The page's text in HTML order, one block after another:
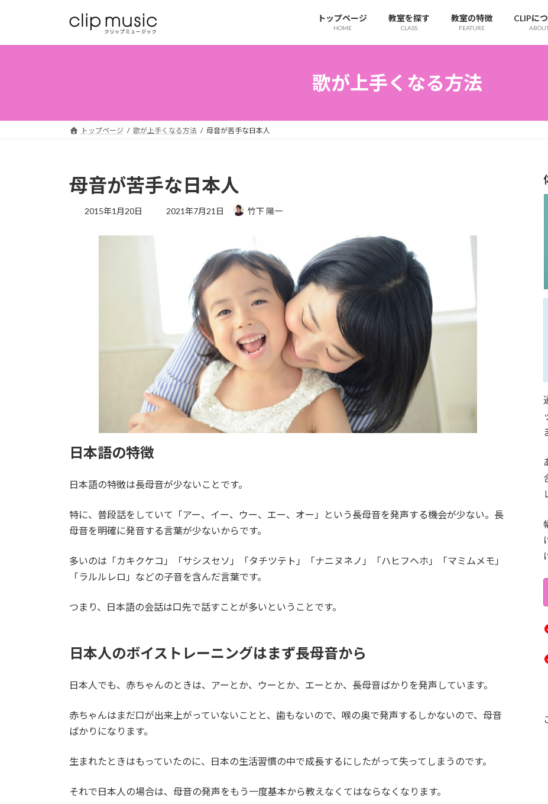
ッ
移
トップページ
HOME
教室を探す
CLASS
教室の特徴
FEATURE
CLIPに
歌が上手くなる方法
トップページ 歌が上手くなる方法 母音が苦手な日本人
母音が苦手な日本人
2015年1月20日
最
2021年7月21日 竹下 陽一
日本語の特徴
日本語の特徴は長母音が少ないことです。
特に、普段話をしていて「アー、イー、ウー、エー、オー」という長母音を発声する機会が少ない。長
母音を明確に発音する言葉が少ないからです。
多いのは「カキクケコ」「サシスセソ」「タチツテト」「ナニヌネノ」「ハヒフヘホ」「マミムメモ」
「ラルルレロ」などの子音を含んだ言葉です。
つまり、日本語の会話は口先で話すことが多いということです。
日本人のボイストレーニングはまず長母音から
日本人でも、赤ちゃんのときは、アーとか、ウーとか、エーとか、長母音ばかりを発声しています。
赤ちゃんはまだ口が出来上がっていないことと、歯もないので、喉の奥で発声するしかないので、母音
ばかりになります。
生まれたときはもっていたのに、日本の生活習慣の中で成長するにしたがって失ってしまうのです。
それで日本人の場合は、母音の発声をもう一度基本から教えなくてはならなくなります。